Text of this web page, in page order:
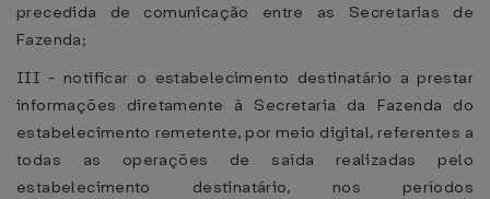
precedida de comunicação entre as Secretarias de
Fazenda;
III - notificar o estabelecimento destinatário a prestar
informações diretamente à Secretaria da Fazenda do
estabelecimento remetente, por meio digital, referentes a
todas as operações de saída realizadas pelo
estabelecimento destinatário, nos períodos